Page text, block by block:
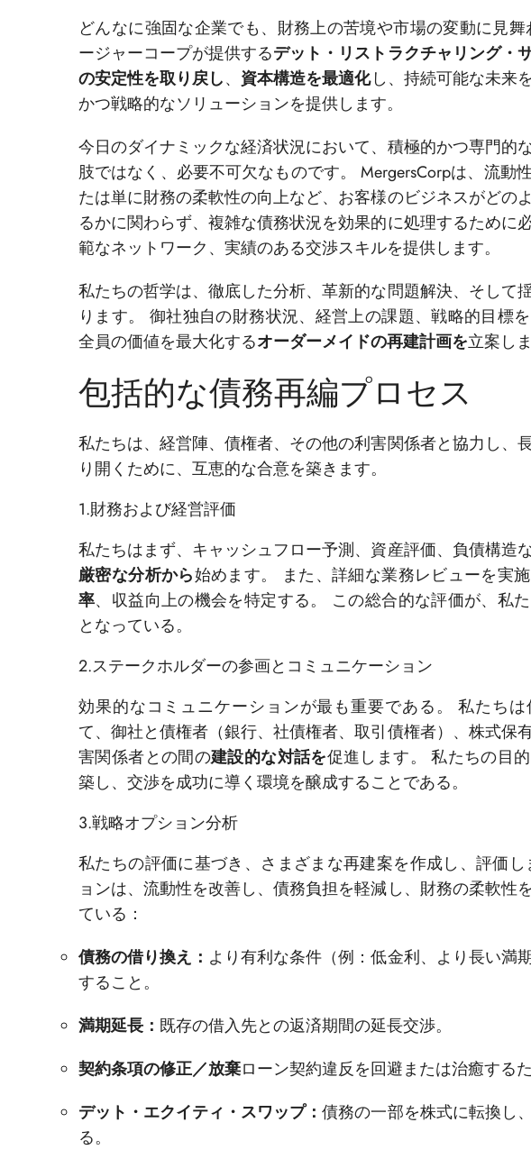
どんなに強固な企業でも、財務上の苦境や市場の変動に見
ージャーコープが提供するデット・リストラクチャリング・
の安定性を取り戻し、 資本構造を最適化し、持続可能な未来
かつ戦略的なソリューションを提供します。
今日のダイナミックな経済状況において、積極的かつ専門的
肢ではなく、必要不可欠なものです。 MergersCorpは、流動
たは単に財務の柔軟性の向上など、お客様のビジネスがどの
るかに関わらず、複雑な債務状況を効果的に処理するために
範なネットワーク、実績のある交渉スキルを提供します。
私たちの哲学は、徹底した分析、革新的な問題解決、そして
ります。 御社独自の財務状況、経営上の課題、戦略的目標
全員の価値を最大化するオーダーメイドの再建計画を立案しま
包括的な債務再編プロセス
私たちは、経営陣、債権者、その他の利害関係者と協力し、
り開くために、互恵的な合意を築きます。
1.財務および経営評価
私たちはまず、キャッシュフロー予測、資産評価、負債構造
厳密な分析から始めます。 また、詳細な業務レビューを実施
率、収益向上の機会を特定する。 この総合的な評価が、私
となっている。
2.ステークホルダーの参画とコミュニケーション
効果的なコミュニケーションが最も重要である。 私たち
て、御社と債権者（銀行、社債権者、取引債権者）、株式保
害関係者との間の建設的な対話を促進します。 私たちの目
築し、交渉を成功に導く環境を醸成することである。
3.戦略オプション分析
私たちの評価に基づき、さまざまな再建案を作成し、評価
ョンは、流動性を改善し、債務負担を軽減し、財務の柔軟性
ている：
債務の借り換え： より有利な条件（例：低金利、より長い満
すること。
満期延長： 既存の借入先との返済期間の延長交渉。
契約条項の修正／放棄ローン契約違反を回避または治癒する
デット・エクイティ・スワップ：債務の一部を株式に転換し
る。